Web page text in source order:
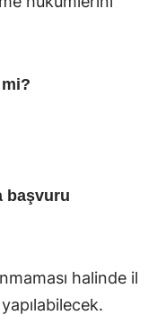
başvuru
halinde il